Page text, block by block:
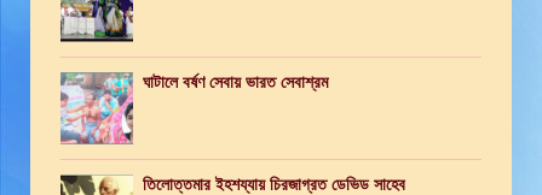
ঘাটালে বর্ষণ সেবায় ভারত সেবাশ্রম
তিলোত্তমার ইহশয্যায় চিরজাগ্রত ডেভিড সাহেব